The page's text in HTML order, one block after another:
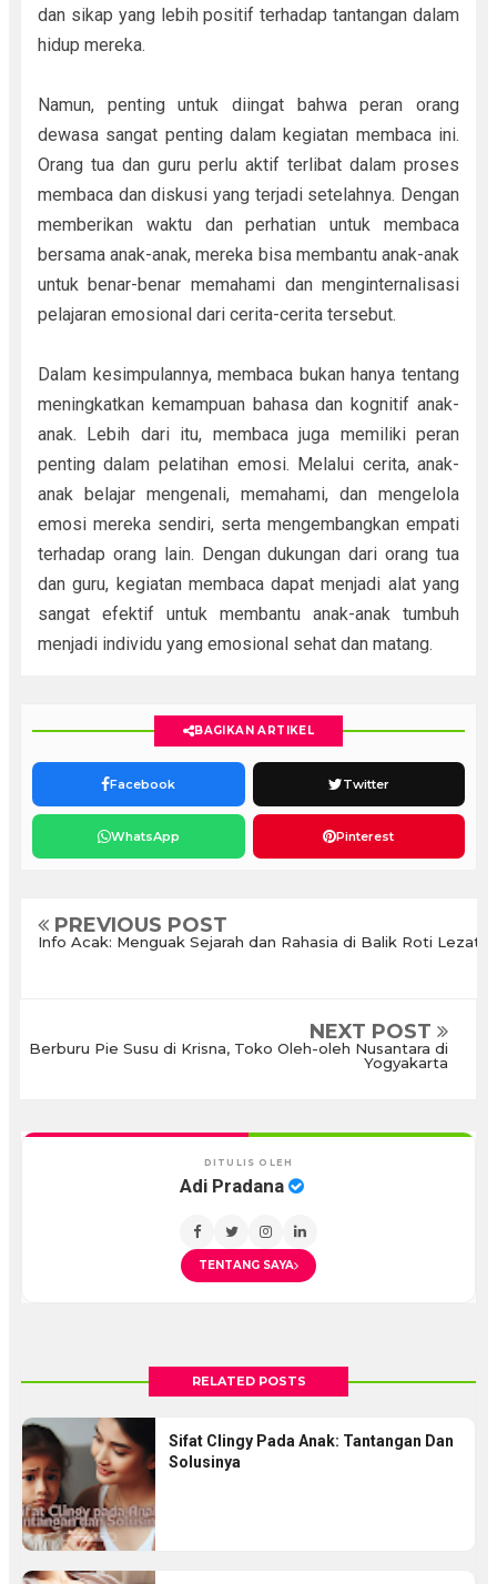
dan sikap yang lebih positif terhadap tantangan dalam
hidup mereka.
Namun, penting untuk diingat bahwa peran orang
dewasa sangat penting dalam kegiatan membaca ini.
Orang tua dan guru perlu aktif terlibat dalam proses
membaca dan diskusi yang terjadi setelahnya. Dengan
memberikan waktu dan perhatian untuk membaca
bersama anak-anak, mereka bisa membantu anak-anak
untuk benar-benar memahami dan menginternalisasi
pelajaran emosional dari cerita-cerita tersebut.
Dalam kesimpulannya, membaca bukan hanya tentang
meningkatkan kemampuan bahasa dan kognitif anak-
anak. Lebih dari itu, membaca juga memiliki peran
penting dalam pelatihan emosi. Melalui cerita, anak-
anak belajar mengenali, memahami, dan mengelola
emosi mereka sendiri, serta mengembangkan empati
terhadap orang lain. Dengan dukungan dari orang tua
dan guru, kegiatan membaca dapat menjadi alat yang
sangat efektif untuk membantu anak-anak tumbuh
menjadi individu yang emosional sehat dan matang.
BAGIKAN ARTIKEL
Facebook Twitter
WhatsApp Pinterest
PREVIOUS POST
Info Acak: Menguak Sejarah dan Rahasia di Balik Roti Lezat
NEXT POST
Berburu Pie Susu di Krisna, Toko Oleh-oleh Nusantara di
Yogyakarta
DITULIS OLEH
Adi Pradana
TENTANG SAYA
RELATED POSTS
Sifat Clingy Pada Anak: Tantangan Dan
Solusinya